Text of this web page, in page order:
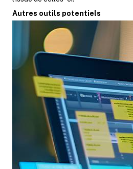
Autres outils potentiels